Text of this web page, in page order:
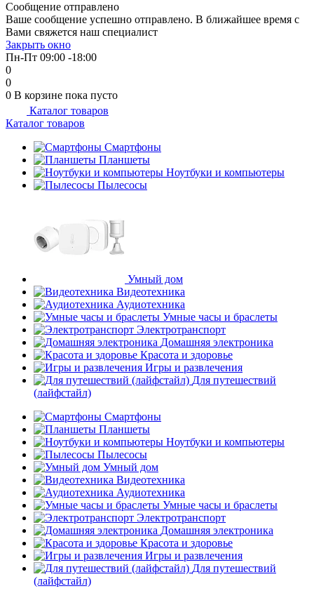
Сообщение отправлено
Ваше сообщение успешно отправлено. В ближайшее время с
Вами свяжется наш специалист
Закрыть окно
Пн-Пт 09:00 -18:00
0
0
0 В корзине пока пусто
Каталог товаров
Каталог товаров
Смартфоны
Планшеты
Ноутбуки и компьютеры
Пылесосы
Умный дом
Видеотехника
Аудиотехника
Умные часы и браслеты
Электротранспорт
Домашняя электроника
Красота и здоровье
Игры и развлечения
Для путешествий
(лайфстайл)
Смартфоны
Планшеты
Ноутбуки и компьютеры
Пылесосы
Умный дом
Видеотехника
Аудиотехника
Умные часы и браслеты
Электротранспорт
Домашняя электроника
Красота и здоровье
Игры и развлечения
Для путешествий
(лайфстайл)
Подробнее
об оплате Плайтом
недели
раз в 2 недели
plait.ru